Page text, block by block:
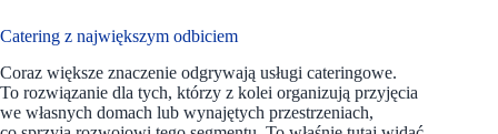
Catering z największym odbiciem
Coraz większe znaczenie odgrywają usługi cateringowe.
To rozwiązanie dla tych, którzy z kolei organizują przyjęcia
we własnych domach lub wynajętych przestrzeniach,